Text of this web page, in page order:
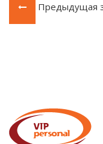
Предыдущая